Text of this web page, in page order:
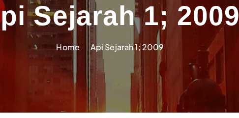
Sejarah 1; 2009
Home Api Sejarah 1; 2009